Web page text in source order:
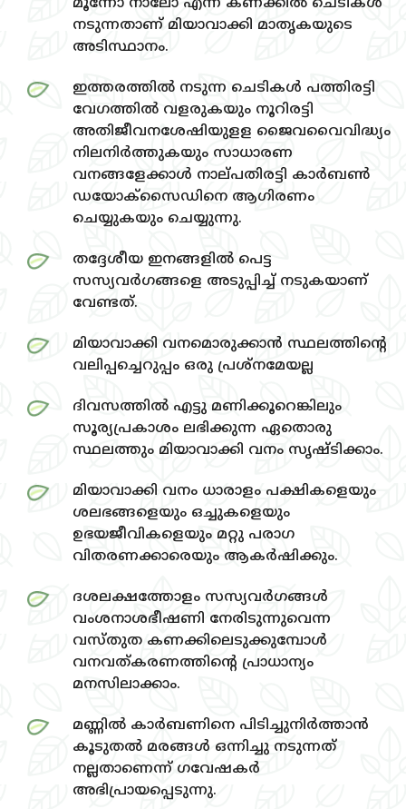
മൂന്നോ നാലോ എന്ന കണക്കില്‍ ചെടികള്‍
നടുന്നതാണ്‌ മിയാവാക്കി മാതൃകയുടെ
അടിസ്ഥാനം.
ഇത്തരത്തില്‍ നടുന്ന ചെടികള്‍ പത്തിരട്ടി
വേഗത്തില്‍ വളരുകയും നൂറിരട്ടി
അതിജീവനശേഷിയുളള ജൈവവൈവിദ്ധ്യം
നിലനിര്‍ത്തുകയും സാധാരണ
വനങ്ങളേക്കാള്‍ നാല്‌പതിരട്ടി കാര്‍ബണ്‍
ഡയോക്‌സൈഡിനെ ആഗിരണം
ചെയ്യുകയും ചെയ്യുന്നു.
തദ്ദേശീയ ഇനങ്ങളില്‍ പെട്ട
സസ്യവര്‍ഗങ്ങളെ അടുപ്പിച്ച്‌ നടുകയാണ്‌
വേണ്ടത്‌.
മിയാവാക്കി വനമൊരുക്കാന്‍ സ്ഥലത്തിന്റെ
വലിപ്പച്ചെറുപ്പം ഒരു പ്രശ്‌നമേയല്ല
ദിവസത്തില്‍ എട്ടു മണിക്കൂറെങ്കിലും
സൂര്യപ്രകാശം ലഭിക്കുന്ന ഏതൊരു
സ്ഥലത്തും മിയാവാക്കി വനം സൃഷ്ടിക്കാം.
മിയാവാക്കി വനം ധാരാളം പക്ഷികളെയും
ശലഭങ്ങളെയും ഒച്ചുകളെയും
ഉഭയജീവികളെയും മറ്റു പരാഗ
വിതരണക്കാരെയും ആകര്‍ഷിക്കും.
ദശലക്ഷത്തോളം സസ്യവര്‍ഗങ്ങള്‍
വംശനാശഭീഷണി നേരിടുന്നുവെന്ന
വസ്‌തുത കണക്കിലെടുക്കുമ്പോള്‍
വനവത്‌കരണത്തിന്റെ പ്രാധാന്യം
മനസിലാക്കാം.
മണ്ണില്‍ കാര്‍ബണിനെ പിടിച്ചുനിര്‍ത്താന്‍
കൂടുതല്‍ മരങ്ങള്‍ ഒന്നിച്ചു നടുന്നത്‌
നല്ലതാണെന്ന്‌ ഗവേഷകര്‍
അഭിപ്രായപ്പെടുന്നു.